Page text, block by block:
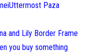
Paza
and Lily Border Frame
you buy something